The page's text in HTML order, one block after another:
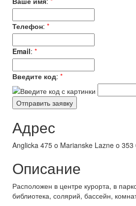
Телефон: *
Email: *
Введите код: *
Адрес
Anglicka 475 o Marianske Lazne o 353
Описание
Расположен в центре курорта, в
библиотека, солярий, бассейн,